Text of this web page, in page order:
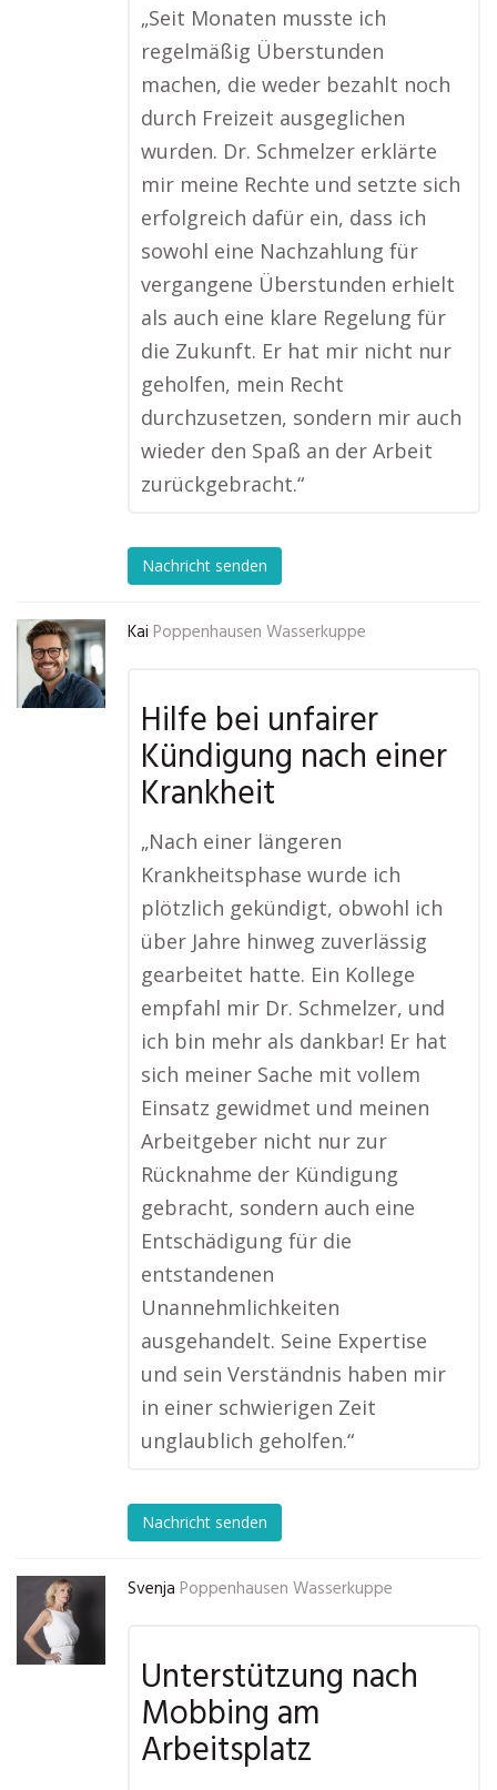
„Seit Monaten musste ich
regelmäßig Überstunden
machen, die weder bezahlt noch
durch Freizeit ausgeglichen
wurden. Dr. Schmelzer erklärte
mir meine Rechte und setzte sich
erfolgreich dafür ein, dass ich
sowohl eine Nachzahlung für
vergangene Überstunden erhielt
als auch eine klare Regelung für
die Zukunft. Er hat mir nicht nur
geholfen, mein Recht
durchzusetzen, sondern mir auch
wieder den Spaß an der Arbeit
zurückgebracht.“
Nachricht senden
Kai Poppenhausen Wasserkuppe
Hilfe bei unfairer
Kündigung nach einer
Krankheit
„Nach einer längeren
Krankheitsphase wurde ich
plötzlich gekündigt, obwohl ich
über Jahre hinweg zuverlässig
gearbeitet hatte. Ein Kollege
empfahl mir Dr. Schmelzer, und
ich bin mehr als dankbar! Er hat
sich meiner Sache mit vollem
Einsatz gewidmet und meinen
Arbeitgeber nicht nur zur
Rücknahme der Kündigung
gebracht, sondern auch eine
Entschädigung für die
entstandenen
Unannehmlichkeiten
ausgehandelt. Seine Expertise
und sein Verständnis haben mir
in einer schwierigen Zeit
unglaublich geholfen.“
Nachricht senden
Svenja Poppenhausen Wasserkuppe
Unterstützung nach
Mobbing am
Arbeitsplatz